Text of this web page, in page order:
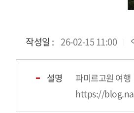
작성일 : 26-02-15 11:00
설명
파미르고원 여행
https://